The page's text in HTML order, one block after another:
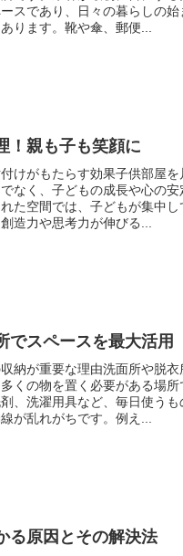
スであり、日々の暮らしの始
ります。靴や傘、郵便...
！親も子も笑顔に
けがもたらす効果子供部屋を
なく、子どもの成長や心の安
た空間では、子どもが集中し
造力や思考力が伸びる...
でスペースを最大活用
納が重要な理由洗面所や脱衣
くの物を置く必要がある場所
、洗濯用具など、毎日使うも
が乱れがちです。例え...
る原因とその解決法